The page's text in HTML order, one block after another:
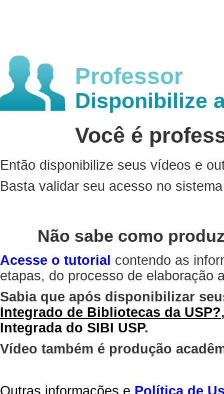
Professor
Disponibilize
Você é
Então disponibilize seus vídeos e
Basta validar seu acesso no
Não sabe como
Acesse o tutorial contendo as
etapas, do processo de elaboração
Sabia que após disponibilizar
Integrado de Bibliotecas da USP?
Integrada do SIBI USP.
Vídeo também é produção
Outras informações e Política de